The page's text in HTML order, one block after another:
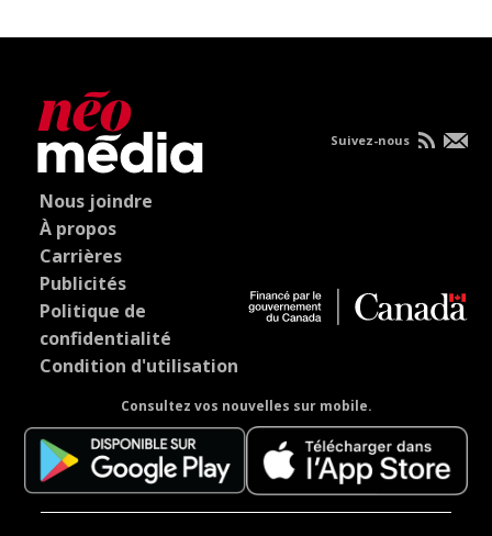
Nous joindre
À propos
Carrières
Publicités
Politique de
confidentialité
Condition d'utilisation
Consultez vos nouvelles sur mobile.
Suivez-nous